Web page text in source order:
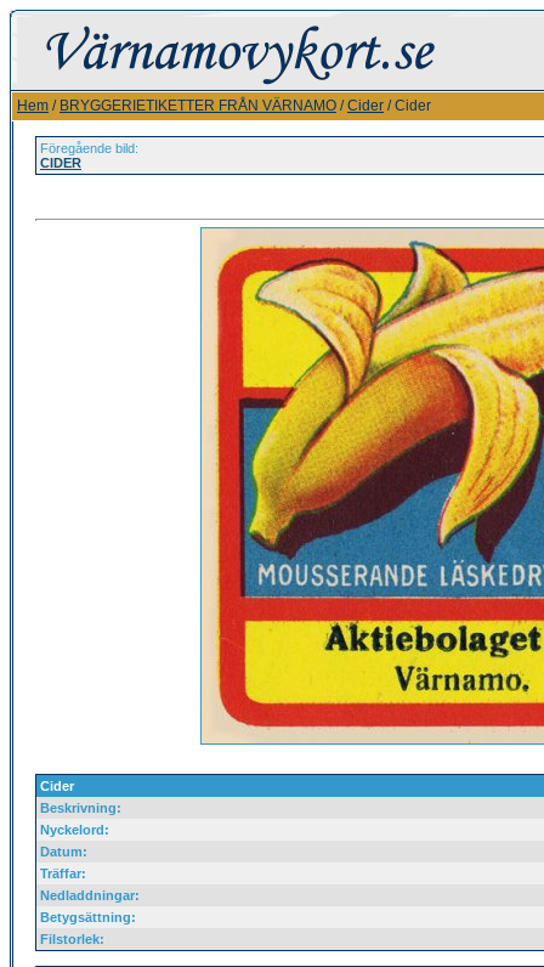
Hem / BRYGGERIETIKETTER FRÅN VÄRNAMO /Cider / Cider
Föregående bild:
CIDER
Cider
Beskrivning:
Nyckelord:
Datum:
Träffar:
Nedladdningar:
Betygsättning:
Filstorlek: